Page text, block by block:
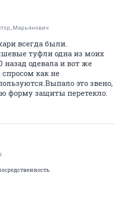
всегда были.
туфли одна из моих
одевала и вот же
как не
это звено,
форму защиты перетекло.